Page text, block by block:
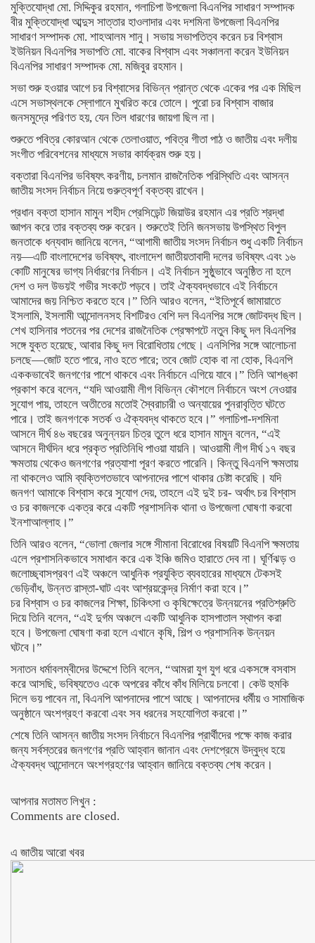
মুক্তিযোদ্ধা মো. সিদ্দিকুর রহমান, গলাচিপা উপজেলা বিএনপির সাধারণ সম্পাদক
বীর মুক্তিযোদ্ধা আব্দুস সাত্তার হাওলাদার এবং দশমিনা উপজেলা বিএনপির
সাধারণ সম্পাদক মো. শাহআলম শানু। সভায় সভাপতিত্ব করেন চর বিশ্বাস
ইউনিয়ন বিএনপির সভাপতি মো. বাকের বিশ্বাস এবং সঞ্চালনা করেন ইউনিয়ন
বিএনপির সাধারণ সম্পাদক মো. মজিবুর রহমান।
সভা শুরু হওয়ার আগে চর বিশ্বাসের বিভিন্ন প্রান্ত থেকে একের পর এক মিছিল
এসে সভাস্থলকে স্লোগানে মুখরিত করে তোলে। পুরো চর বিশ্বাস বাজার
জনসমুদ্রে পরিণত হয়, যেন তিল ধারণের জায়গা ছিল না।
শুরুতে পবিত্র কোরআন থেকে তেলাওয়াত, পবিত্র গীতা পাঠ ও জাতীয় এবং দলীয়
সংগীত পরিবেশনের মাধ্যমে সভার কার্যক্রম শুরু হয়।
বক্তারা বিএনপির ভবিষ্যৎ করণীয়, চলমান রাজনৈতিক পরিস্থিতি এবং আসন্ন
জাতীয় সংসদ নির্বাচন নিয়ে গুরুত্বপূর্ণ বক্তব্য রাখেন।
প্রধান বক্তা হাসান মামুন শহীদ প্রেসিডেন্ট জিয়াউর রহমান এর প্রতি শ্রদ্ধা
জ্ঞাপন করে তার বক্তব্য শুরু করেন। শুরুতেই তিনি জনসভায় উপস্থিত বিপুল
জনতাকে ধন্যবাদ জানিয়ে বলেন, “আগামী জাতীয় সংসদ নির্বাচন শুধু একটি নির্বাচন
নয়—এটি বাংলাদেশের ভবিষ্যৎ, বাংলাদেশ জাতীয়তাবাদী দলের ভবিষ্যৎ এবং ১৬
কোটি মানুষের ভাগ্য নির্ধারণের নির্বাচন। এই নির্বাচন সুষ্ঠুভাবে অনুষ্ঠিত না হলে
দেশ ও দল উভয়ই গভীর সংকটে পড়বে। তাই ঐক্যবদ্ধভাবে এই নির্বাচনে
আমাদের জয় নিশ্চিত করতে হবে।” তিনি আরও বলেন, “ইতিপূর্বে জামায়াতে
ইসলামি, ইসলামী আন্দোলনসহ বিশটিরও বেশি দল বিএনপির সঙ্গে জোটবদ্ধ ছিল।
শেখ হাসিনার পতনের পর দেশের রাজনৈতিক প্রেক্ষাপটে নতুন কিছু দল বিএনপির
সঙ্গে যুক্ত হয়েছে, আবার কিছু দল বিরোধিতায় গেছে। এনসিপির সঙ্গে আলোচনা
চলছে—জোট হতে পারে, নাও হতে পারে; তবে জোট হোক বা না হোক, বিএনপি
এককভাবেই জনগণের পাশে থাকবে এবং নির্বাচনে এগিয়ে যাবে।” তিনি আশঙ্কা
প্রকাশ করে বলেন, “যদি আওয়ামী লীগ বিভিন্ন কৌশলে নির্বাচনে অংশ নেওয়ার
সুযোগ পায়, তাহলে অতীতের মতোই স্বৈরাচারী ও অন্যায়ের পুনরাবৃত্তি ঘটতে
পারে। তাই জনগণকে সতর্ক ও ঐক্যবদ্ধ থাকতে হবে।” গলাচিপা-দশমিনা
আসনে দীর্ঘ ৪৬ বছরের অনুন্নয়ন চিত্র তুলে ধরে হাসান মামুন বলেন, “এই
আসনে দীর্ঘদিন ধরে প্রকৃত প্রতিনিধি পাওয়া যায়নি। আওয়ামী লীগ দীর্ঘ ১৭ বছর
ক্ষমতায় থেকেও জনগণের প্রত্যাশা পূরণ করতে পারেনি। কিন্তু বিএনপি ক্ষমতায়
না থাকলেও আমি ব্যক্তিগতভাবে আপনাদের পাশে থাকার চেষ্টা করেছি। যদি
জনগণ আমাকে বিশ্বাস করে সুযোগ দেয়, তাহলে এই দুই চর- অর্থাৎ চর বিশ্বাস
ও চর কাজলকে একত্র করে একটি প্রশাসনিক থানা ও উপজেলা ঘোষণা করবো
ইনশাআল্লাহ।”
তিনি আরও বলেন, “ভোলা জেলার সঙ্গে সীমানা বিরোধের বিষয়টি বিএনপি ক্ষমতায়
এলে প্রশাসনিকভাবে সমাধান করে এক ইঞ্চি জমিও হারাতে দেব না। ঘূর্ণিঝড় ও
জলোচ্ছ্বাসপ্রবণ এই অঞ্চলে আধুনিক প্রযুক্তি ব্যবহারের মাধ্যমে টেকসই
ভেড়িবাঁধ, উন্নত রাস্তা-ঘাট এবং আশ্রয়কেন্দ্র নির্মাণ করা হবে।”
চর বিশ্বাস ও চর কাজলের শিক্ষা, চিকিৎসা ও কৃষিক্ষেত্রে উন্নয়নের প্রতিশ্রুতি
দিয়ে তিনি বলেন, “এই দুর্গম অঞ্চলে একটি আধুনিক হাসপাতাল স্থাপন করা
হবে। উপজেলা ঘোষণা করা হলে এখানে কৃষি, শিল্প ও প্রশাসনিক উন্নয়ন
ঘটবে।”
সনাতন ধর্মাবলম্বীদের উদ্দেশে তিনি বলেন, “আমরা যুগ যুগ ধরে একসঙ্গে বসবাস
করে আসছি, ভবিষ্যতেও একে অপরের কাঁধে কাঁধ মিলিয়ে চলবো। কেউ হুমকি
দিলে ভয় পাবেন না, বিএনপি আপনাদের পাশে আছে। আপনাদের ধর্মীয় ও সামাজিক
অনুষ্ঠানে অংশগ্রহণ করবো এবং সব ধরনের সহযোগিতা করবো।”
শেষে তিনি আসন্ন জাতীয় সংসদ নির্বাচনে বিএনপির প্রার্থীদের পক্ষে কাজ করার
জন্য সর্বস্তরের জনগণের প্রতি আহ্বান জানান এবং দেশপ্রেমে উদ্বুদ্ধ হয়ে
ঐক্যবদ্ধ আন্দোলনে অংশগ্রহণের আহ্বান জানিয়ে বক্তব্য শেষ করেন।
আপনার মতামত লিখুন :
Comments are closed.
এ জাতীয় আরো ‍খবর